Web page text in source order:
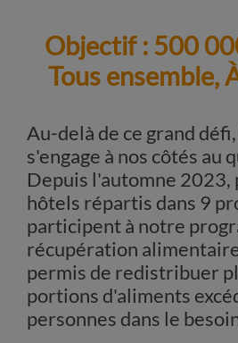
Objectif : 500
Tous ensemble,
Au-delà de ce grand
s'engage à nos côtés au
Depuis l'automne 2023,
hôtels répartis dans 9
participent à notre
récupération
permis de redistribuer
portions d'aliments
personnes dans le